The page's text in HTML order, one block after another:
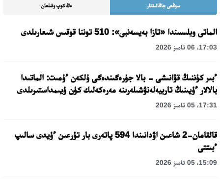
سوڭعى جاڭالىقتار ەڭ كوپ وقىلعان
الماتى وبلىسىندا «تازا بەيسەنبى»: 510 توننا قوقىس شىعارىلدى
17:03، 06 تامىز 2026
ءبىر كۇننىڭ قۋانىشى - بالا جۇرەگىندەگى ۇلكەن ءۇمىت: الماتىدا
بالالار ءۇيىنىڭ تاربيەلەنۋشىلەرىنە مەرەكەلىك كۇن ۇيىمداستىرىلدى
17:31، 05 تامىز 2026
قالقامان-2 شاعىن اۋدانىندا 594 پاتەرى بار تۇرعىن ءۇيدى سالىپ
ءبىتتى
15:09، 05 تامىز 2026